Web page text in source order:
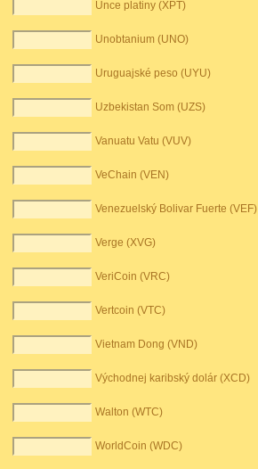
Unce platiny (XPT)
Unobtanium (UNO)
Uruguajské peso (UYU)
Uzbekistan Som (UZS)
Vanuatu Vatu (VUV)
VeChain (VEN)
Venezuelský Bolivar Fuerte (VEF)
Verge (XVG)
VeriCoin (VRC)
Vertcoin (VTC)
Vietnam Dong (VND)
Východnej karibský dolár (XCD)
Walton (WTC)
WorldCoin (WDC)